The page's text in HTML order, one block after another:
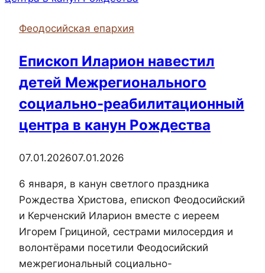
поездку
храмам
благочиния
Феодосийская епархия
Епископ Иларион навестил
детей Межрегионального
социально-реабилитационный
центра в канун Рождества
07.01.202607.01.2026
6 января, в канун светлого праздника
Рождества Христова, епископ Феодосийский
и Керченский Иларион вместе с иереем
Игорем Грициной, сестрами милосердия и
волонтёрами посетили Феодосийский
межрегиональный социально-